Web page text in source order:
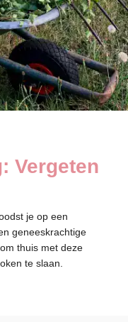
Vergeten
je op een
geneeskrachtige
thuis met deze
te slaan.